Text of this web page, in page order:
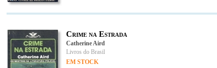
Crime na Estrada
Catherine Aird
Livros do Brasil
EM STOCK